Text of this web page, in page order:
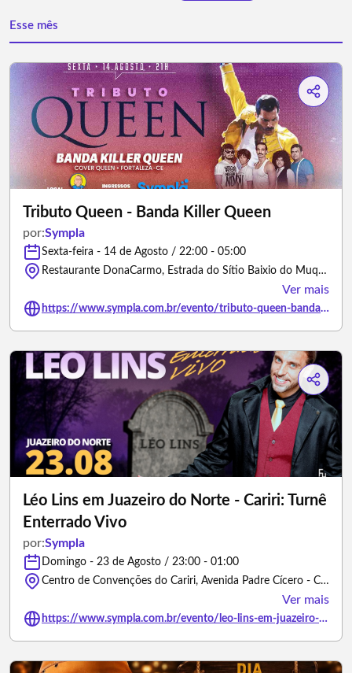
Esse mês
Tributo Queen - Banda Killer Queen
por:Sympla
Sexta-feira - 14 de Agosto / 22:00 - 05:00
Restaurante DonaCarmo, Estrada do Sítio Baixio do Muquém, 350 - Crato/Ceará
Ver mais
https://www.sympla.com.br/evento/tributo-queen-banda-killer-queen/3505550
Léo Lins em Juazeiro do Norte - Cariri: Turnê
Enterrado Vivo
por:Sympla
Domingo - 23 de Agosto / 23:00 - 01:00
Centro de Convenções do Cariri, Avenida Padre Cícero - Crato/Ceará
Ver mais
https://www.sympla.com.br/evento/leo-lins-em-juazeiro-do-norte-cariri-turne-enterrado-vivo/3378112